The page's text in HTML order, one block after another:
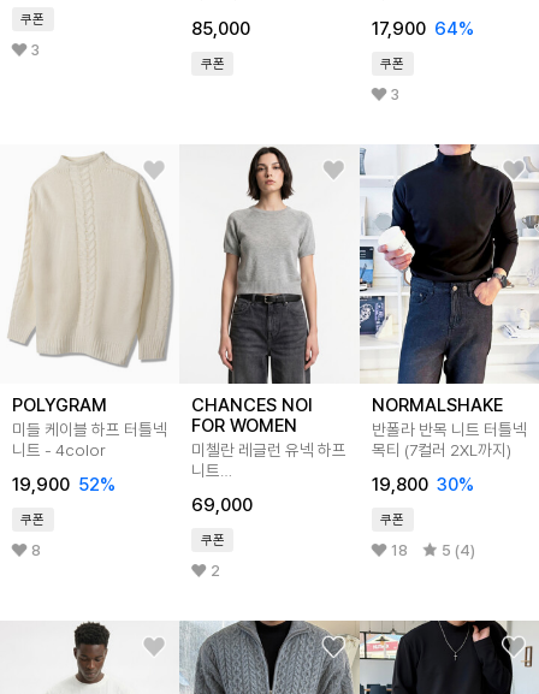
쿠폰
3
85,000
쿠폰
17,900 64%
쿠폰
3
POLYGRAM
미들 케이블 하프 터틀넥
니트 - 4color
19,900 52%
쿠폰
8
CHANCES NOI
FOR WOMEN
미첼란 레글런 유넥 하프
니트
69,000
쿠폰
2
NORMALSHAKE
반폴라 반목 니트 터틀넥
목티 (7컬러 2XL까지)
19,800 30%
쿠폰
18 5 (4)